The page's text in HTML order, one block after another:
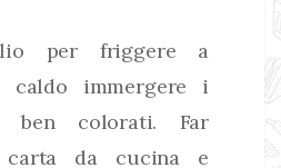
per friggere a
caldo immergere i
ben colorati. Far
carta da cucina e